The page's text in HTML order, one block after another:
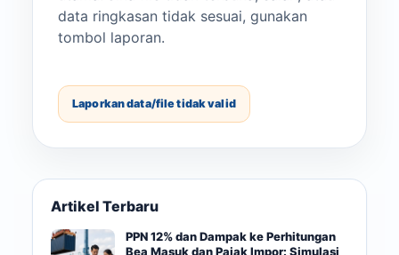
data ringkasan tidak sesuai, gunakan
tombol laporan.
Laporkan data/file tidak valid
Artikel Terbaru
PPN 12% dan Dampak ke Perhitungan
Bea Masuk dan Pajak Impor: Simulasi